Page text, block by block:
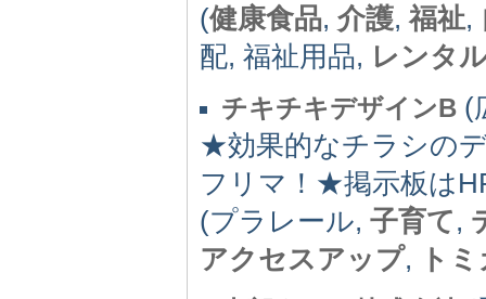
(健康食品, 介護,福祉,
配, 福祉用品, レンタ
チキチキデザインB (
★効果的なチラシの
フリマ！★掲示板は
(プラレール, 子育て,
アクセスアップ, ト